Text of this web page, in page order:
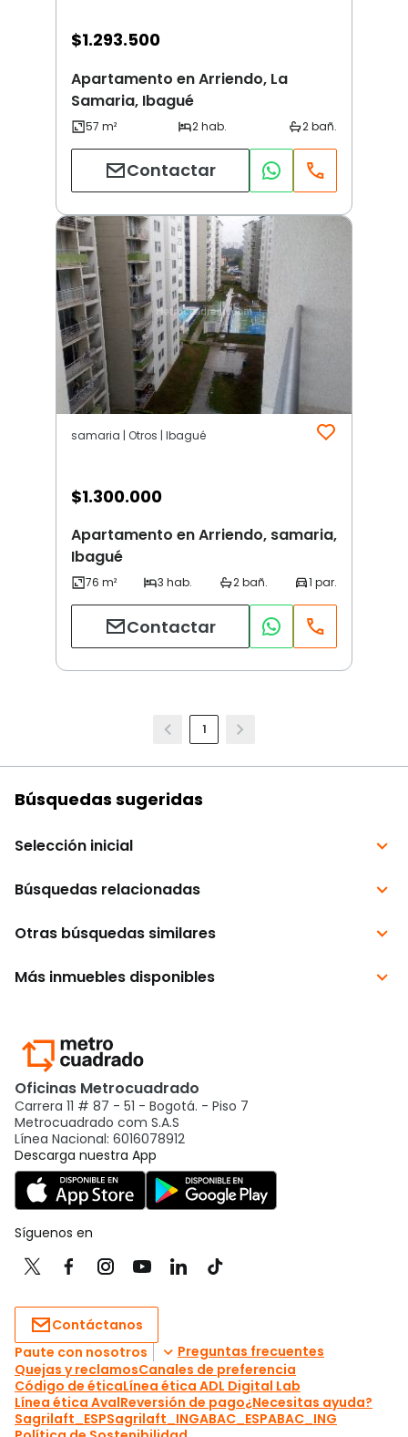
$1.293.500
Apartamento en Arriendo, La
Samaria, Ibagué
Contactar
samaria | Otros | Ibagué
$1.300.000
Apartamento en Arriendo, samaria,
Ibagué
Contactar
1